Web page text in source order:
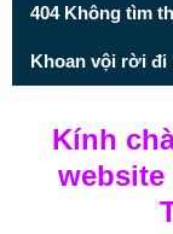
404 Không tìm
Khoan vội rời đi
Kính
website